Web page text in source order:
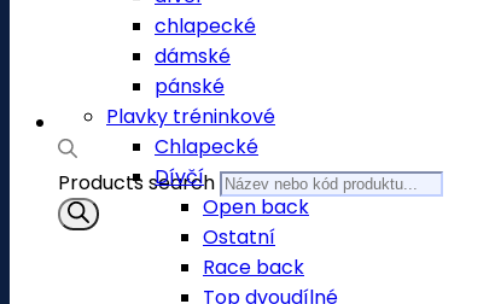
Products search
chlapecké
dámské
pánské
Plavky tréninkové
Chlapecké
Dívčí
Open back
Ostatní
Race back
Top dvoudílné